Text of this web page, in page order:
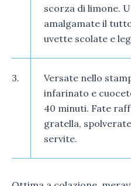
scorza di limone.
amalgamate il
uvette scolate e
3.
Versate nello
infarinato e
40 minuti. Fate
gratella,
servite.